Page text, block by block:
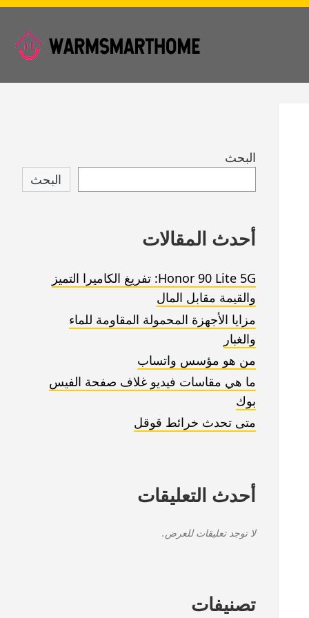
Skip
footer
البحث
البحث
أحدث المقالات
Honor 90 Lite 5G: تفريغ الكاميرا التميز
والقيمة مقابل المال
مزايا الأجهزة المحمولة المقاومة للماء
والغبار
من هو مؤسس واتساب
ما هي مقاسات فيديو غلاف صفحة الفيس
بوك
متى تحدث خرائط قوقل
أحدث التعليقات
لا توجد تعليقات للعرض.
تصنيفات